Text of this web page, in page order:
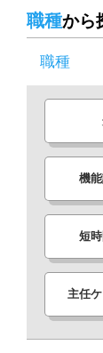
職種から
職種
機
短
主任